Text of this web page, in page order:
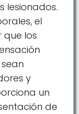
lesionados.
el
los
y
un
de